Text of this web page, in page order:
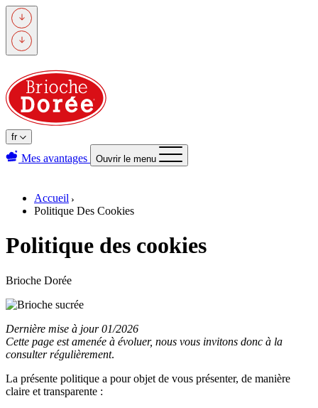
Passer
au
contenu
principal
fr
Mes avantages Ouvrir le menu
Accueil
Politique Des Cookies
Politique des cookies
Brioche Dorée
Dernière mise à jour 01/2026
Cette page est amenée à évoluer, nous vous invitons donc à la
consulter régulièrement.
La présente politique a pour objet de vous présenter, de manière
claire et transparente :